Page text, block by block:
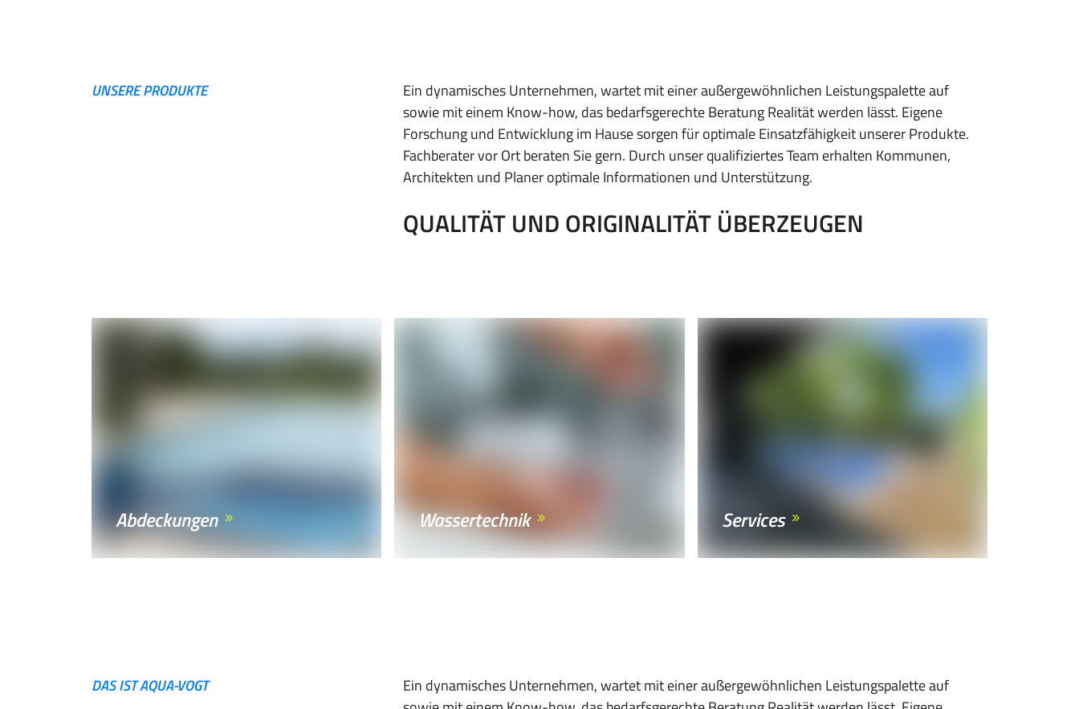
UNSERE PRODUKTE
Ein dynamisches Unternehmen, wartet mit einer außergewöhnlichen Leistungspalette auf
sowie mit einem Know-how, das bedarfsgerechte Beratung Realität werden lässt. Eigene
Forschung und Entwicklung im Hause sorgen für optimale Einsatzfähigkeit unserer Produkte.
Fachberater vor Ort beraten Sie gern. Durch unser qualifiziertes Team erhalten Kommunen,
Architekten und Planer optimale Informationen und Unterstützung.
QUALITÄT UND ORIGINALITÄT ÜBERZEUGEN
Abdeckungen Wassertechnik Services
DAS IST AQUA-VOGT
Ein dynamisches Unternehmen, wartet mit einer außergewöhnlichen Leistungspalette auf